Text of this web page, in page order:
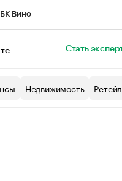
Вино
Стать
Недвижимость Ретейл